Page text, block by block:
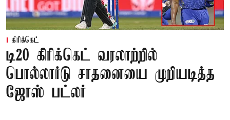
கிரிக்கெட்
டி20 கிரிக்கெட் வரலாற்றில்
பொல்லார்டு சாதனையை முறியடித்த
ஜோஸ் பட்லர்